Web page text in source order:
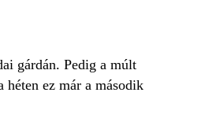
gárdán. Pedig a múlt
héten ez már a második